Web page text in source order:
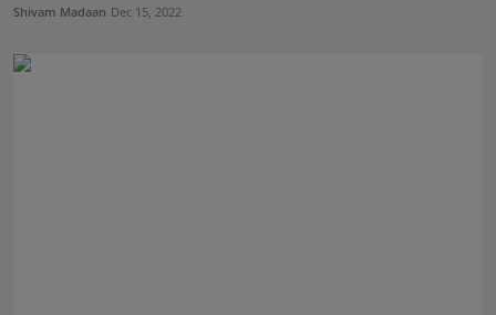
Shivam Madaan Dec 15, 2022